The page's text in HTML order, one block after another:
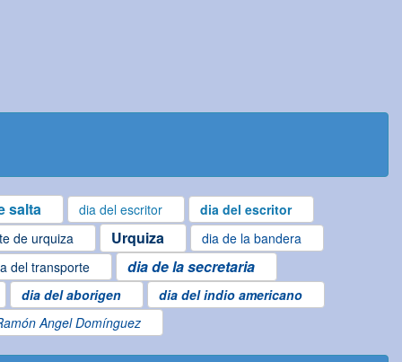
salta dia del escritor
dia del escritor
de urquiza Urquiza
dia de la bandera
del transporte dia de la secretaria
dia del aborigen
dia del indio americano
Angel Domínguez